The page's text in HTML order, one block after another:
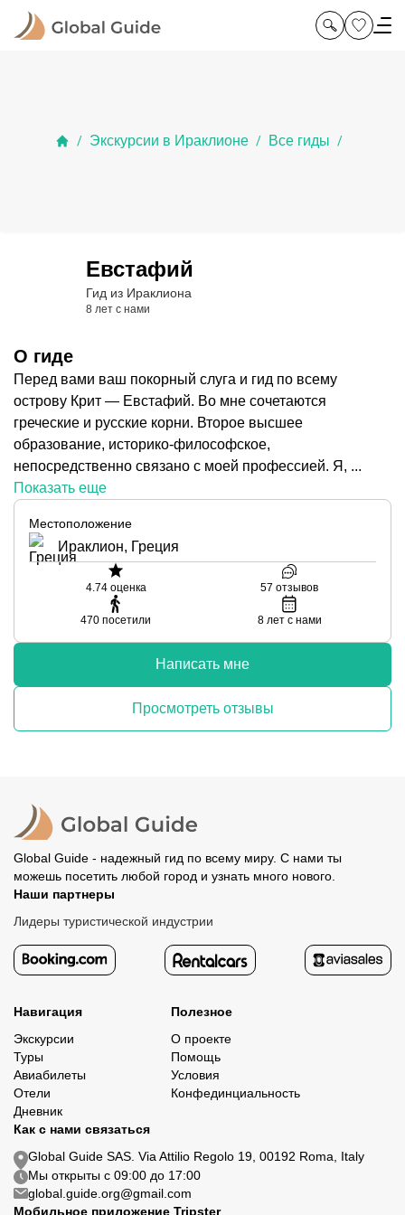
/ Экскурсии в Ираклионе / Все гиды /
Евстафий
Гид из Ираклиона
8 лет с нами
О гиде
Перед вами ваш покорный слуга и гид по всему
острову Крит — Евстафий. Во мне сочетаются
греческие и русские корни. Второе высшее
образование, историко-философское,
непосредственно связано с моей профессией. Я, ...
Показать еще
Местоположение
Ираклион, Греция
4.74оценка 57 отзывов
470 посетили 8 лет с нами
Написать мне
Просмотреть отзывы
Global Guide - надежный гид по всему миру. С нами ты
можешь посетить любой город и узнать много нового.
Наши партнеры
Лидеры туристической индустрии
Навигация
Экскурсии
Туры
Авиабилеты
Отели
Дневник
Полезное
О проекте
Помощь
Условия
Конфединциальность
Как с нами связаться
Global Guide SAS. Via Attilio Regolo 19, 00192 Roma, Italy
Мы открыты с 09:00 до 17:00
global.guide.org@gmail.com
Мобильное приложение Tripster